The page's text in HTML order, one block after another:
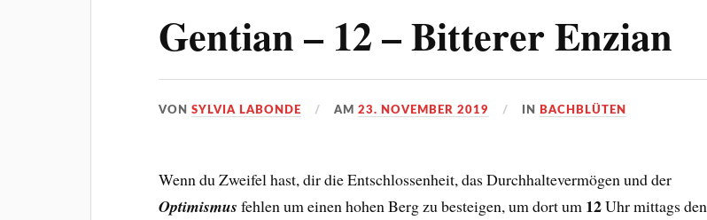
Gentian – 12 – Bitterer Enzian
VONSYLVIA LABONDE AM23. NOVEMBER 2019 IN BACHBLÜTEN
Wenn du Zweifel hast, dir die Entschlossenheit, das Durchhaltevermögen und der
Optimismus fehlen um einen hohen Berg zu besteigen, um dort um 12Uhr mittags den